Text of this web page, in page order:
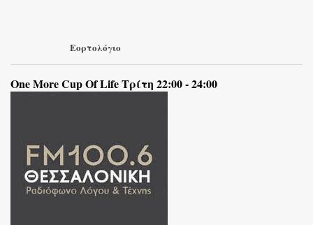
Εορτολόγιο
One More Cup Of Life Τρίτη 22:00 - 24:00